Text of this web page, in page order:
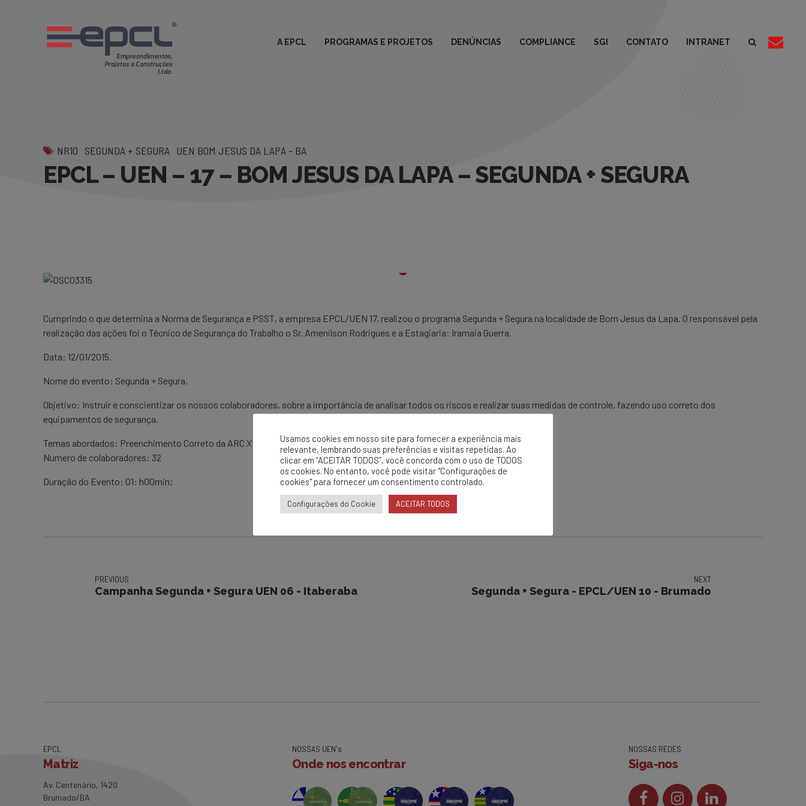
A EPCL PROGRAMAS E PROJETOS DENÚNCIAS COMPLIANCE SGI CONTATO INTRANET
NR10 SEGUNDA + SEGURA UEN BOM JESUS DA LAPA - BA
EPCL – UEN – 17 – BOM JESUS DA LAPA – SEGUNDA + SEGURA
Cumprindo o que determina a Norma de Segurança e PSST, a empresa EPCL/UEN 17, realizou o programa Segunda + Segura na localidade de Bom Jesus da Lapa. O responsável pela
realização das ações foi o Técnico de Segurança do Trabalho o Sr. Amenilson Rodrigues e a Estagiaria: Iramaia Guerra.
Data: 12/01/2015.
Nome do evento: Segunda + Segura.
Objetivo: Instruir e conscientizar os nossos colaboradores, sobre a importância de analisar todos os riscos e realizar suas medidas de controle, fazendo uso correto dos
equipamentos de segurança.
Temas abordados: Preenchimento Correto da ARC X Uso Continuo dos EPI’s e EPC’s.
Numero de colaboradores: 32
Duração do Evento: 01: h00min;
PREVIOUS
Campanha Segunda + Segura UEN 06 - Itaberaba
NEXT
Segunda + Segura - EPCL/UEN 10 - Brumado
EPCL
Matriz
Av. Centenário, 1420
Brumado/BA
NOSSAS UEN's
Onde nos encontrar
NOSSAS REDES
Siga-nos
Usamos cookies em nosso site para fornecer a experiência mais
relevante, lembrando suas preferências e visitas repetidas. Ao
clicar em “ACEITAR TODOS”, você concorda com o uso de TODOS
os cookies. No entanto, você pode visitar "Configurações de
cookies" para fornecer um consentimento controlado.
Configurações do Cookie ACEITAR TODOS